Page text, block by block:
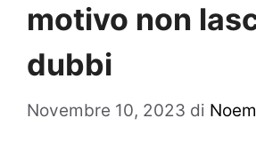
motivo non
dubbi
Novembre 10, 2023 di